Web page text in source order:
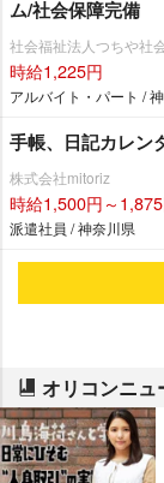
ム/社会保障完備
社会福祉法人つちや社
時給1,225円
アルバイト・パート /
手帳、日記カレン
株式会社mitoriz
時給1,500円～
派遣社員 / 神奈川県
オリコンニ